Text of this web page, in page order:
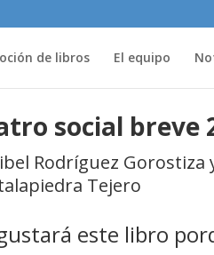
de libros El equipo
social breve
Rodríguez Gorostiza
Tejero
este libro